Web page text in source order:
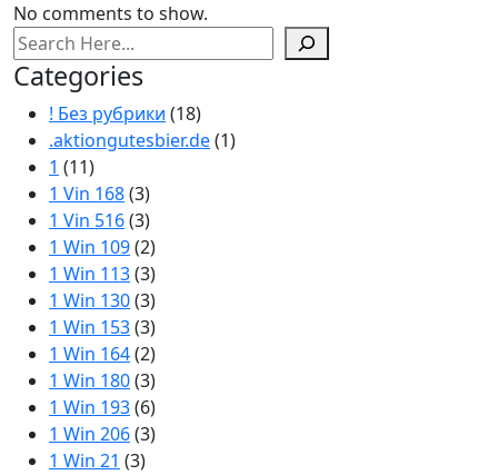
No comments to show.
Search
Categories
! Без рубрики (18)
.aktiongutesbier.de(1)
1 (11)
1 Vin 168(3)
1 Vin 516(3)
1 Win 109(2)
1 Win 113(3)
1 Win 130(3)
1 Win 153(3)
1 Win 164(2)
1 Win 180(3)
1 Win 193(6)
1 Win 206(3)
1 Win 21 (3)